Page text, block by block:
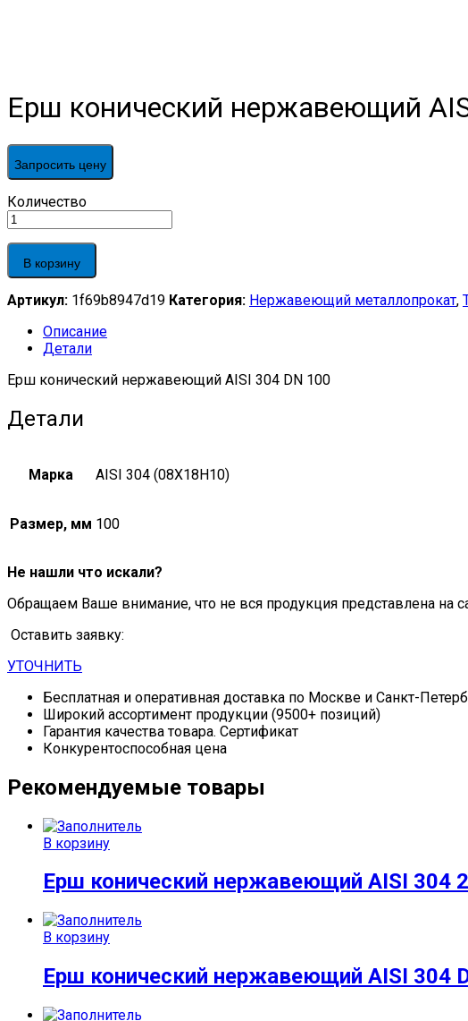
Ерш конический нержавеющий
Запросить цену
Ерш
конический
нержавеющий
AISI
304
100
Количество
В корзину
Артикул: 1f69b8947d19 Категория: Нержавеющий металлопрокат,
Описание
Детали
Ерш конический нержавеющий AISI 304 DN 100
Детали
Марка AISI 304 (08Х18Н10)
Размер, мм 100
Не нашли что искали?
Обращаем Ваше внимание, что не вся продукция представлена
Оставить заявку:
УТОЧНИТЬ
Бесплатная и оперативная доставка по Москве и Санкт-
Широкий ассортимент продукции (9500+ позиций)
Гарантия качества товара. Сертификат
Конкурентоспособная цена
Рекомендуемые товары
В корзину
Ерш конический нержавеющий AISI 304
В корзину
Ерш конический нержавеющий AISI 304